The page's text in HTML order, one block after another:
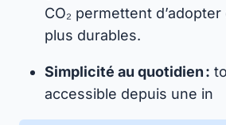
CO₂ permettent
plus durables.
Simplicité au quotidien :
accessible depuis une in